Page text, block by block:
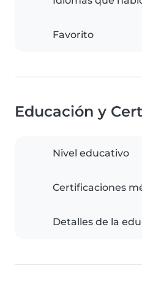
Favorito
Educación y
Nivel educativo
Certificaciones
Detalles de la